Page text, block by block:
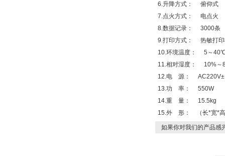
6.升降方式： 俯仰式
7.点火方式： 电点火
8.数据记录： 3000条
9.打印方式： 热敏打
10.环境温度： 5～
11.相对湿度： 10%～
12.电 源：
13.功 率： 550W
14.重 量： 15.5kg
15.外 形： （长*宽*高
如果你对我们的产品感